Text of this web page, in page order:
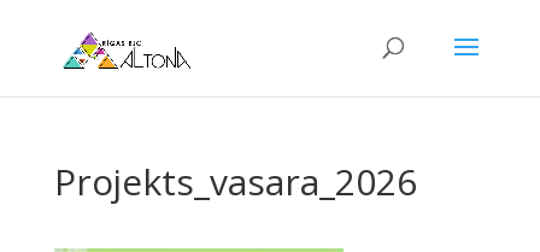
Projekts_vasara_2026